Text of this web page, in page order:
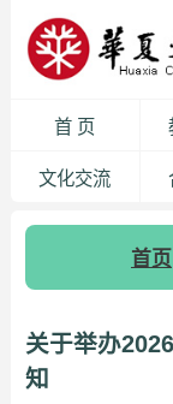
首 页
文化交流
首页
关于举办
知